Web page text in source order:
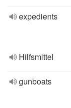
expedients
Hilfsmittel
gunboats